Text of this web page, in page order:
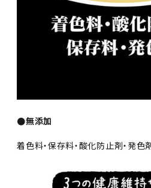
●無添加
着色料・保存料・酸化防止剤・発色